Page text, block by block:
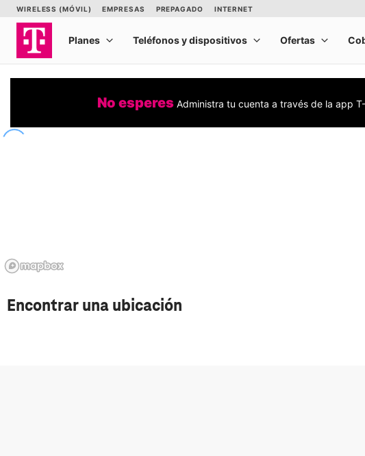
No esperes Administra tu cuenta a través de la app
Encontrar una ubicación